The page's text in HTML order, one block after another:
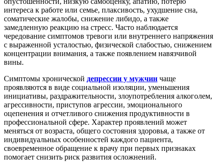
интереса к работе или семье, плаксивость, ухудшение сна,
соматические жалобы, снижение либидо, а также
замедленную реакцию на стресс. Часто наблюдается
чередование симптомов тревоги или внутреннего напряжения
с выраженной усталостью, физической слабостью, снижением
концентрации внимания, а также появлением навязчивой
вины.
Симптомы хронической депрессии у мужчин чаще
проявляются в виде социальной изоляции, уменьшения
инициативы, раздражительности, злоупотребления алкоголем,
агрессивности, приступов агрессии, эмоционального
оцепенения и отчетливого снижения продуктивности в
профессиональной сфере. Характер проявлений может
меняться от возраста, общего состояния здоровья, а также от
индивидуальных особенностей каждого пациента,
своевременное обращение к врачу при первых признаках
помогает снизить риск развития осложнений.